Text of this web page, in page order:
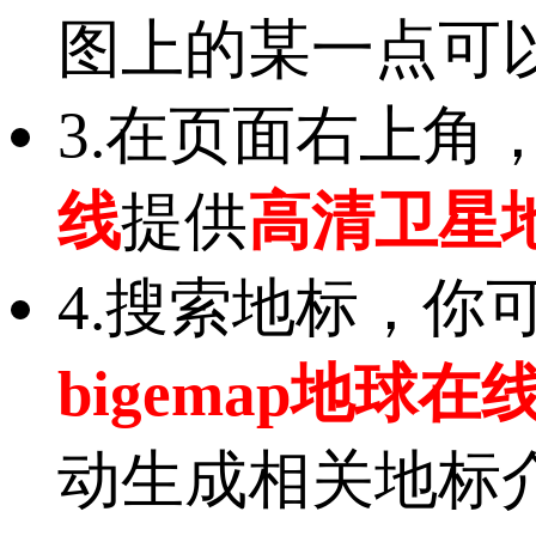
图上的某一点可
3.在页面右上角
线提供高清卫星
4.搜索地标，你
bigemap地球在
动生成相关地标